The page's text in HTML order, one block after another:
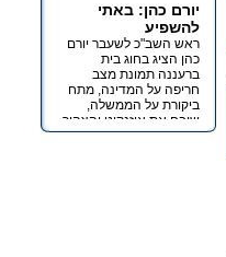
יורם כהן: באתי
להשפיע
ראש השב"כ לשעבר יורם
כהן הציג בחוג בית
ברעננה תמונת מצב
חריפה על המדינה, מתח
ביקורת על הממשלה,
שיבח את איזנקוט והצהיר
כי מטרתו אינה כנסת אלא